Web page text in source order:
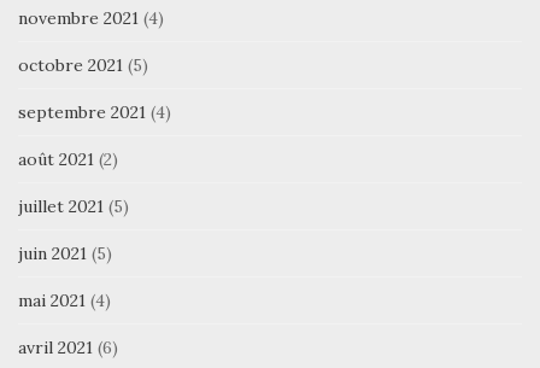
novembre 2021 (4)
octobre 2021 (5)
septembre 2021 (4)
août 2021 (2)
juillet 2021 (5)
juin 2021 (5)
mai 2021 (4)
avril 2021 (6)